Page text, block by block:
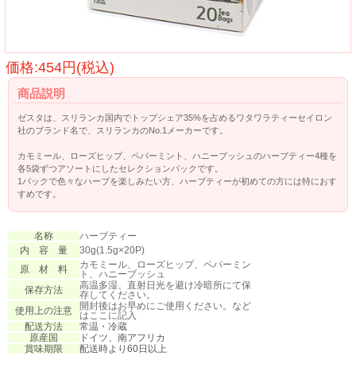
価格:454円(税込)
商品説明
ゼスタは、スリランカ国内でトップシェア35%を占めるワタワラティーセイロン
社のブランド名で、スリランカのNo.1メーカーです。
カモミール、ローズヒップ、ペパーミント、ハニーブッシュのハーブティー4種を
各5袋ずつアソートにしたセレクションパックです。
1パックで色々なハーブを楽しみたい方、ハーブティーが初めての方には特におす
すめです。
名称
ハーブティー
内 容 量
30g(1.5g×20P)
原 材 料
カモミール、ローズヒップ、ペパーミン
ト、ハニーブッシュ
保存方法
高温多湿、直射日光を避け冷暗所にて保
存してください。
使用上の注意
開封後はお早めにご使用ください。など
はここに記入
配送方法
常温・冷蔵
原産国
ドイツ、南アフリカ
賞味期限
配送時より60日以上